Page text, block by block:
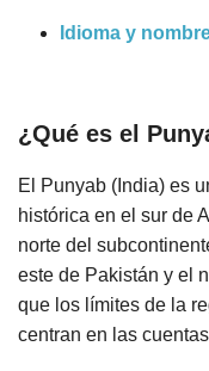
Idioma y
¿Qué es el
El Punyab (India) es
histórica en el sur de
norte del
este de Pakistán y el
que los límites de la
centran en las